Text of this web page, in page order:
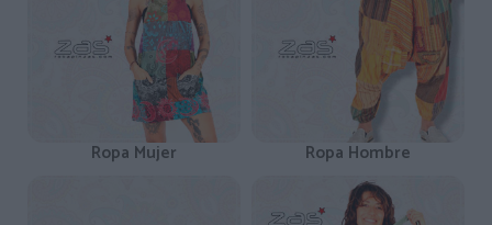
Ropa Mujer Ropa Hombre